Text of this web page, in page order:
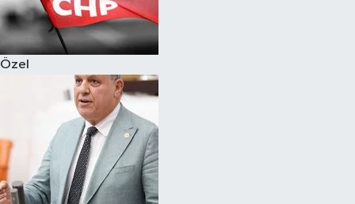
Özel
Gündem
Magazin
Özel
Resmi İlanlar